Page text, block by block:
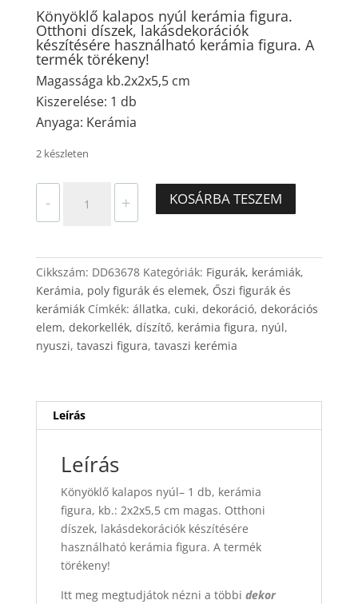
Könyöklő kalapos nyúl kerámia figura.
Otthoni díszek, lakásdekorációk
készítésére használható kerámia figura. A
termék törékeny!
Magassága kb.2x2x5,5 cm
Kiszerelése: 1 db
Anyaga: Kerámia
2 készleten
-
kalapos
kerámia
mennyiség
+ KOSÁRBA TESZEM
Cikkszám: DD63678 Kategóriák: Figurák, kerámiák,
Kerámia, poly figurák és elemek, Őszi figurák és
kerámiák Címkék: állatka, cuki, dekoráció, dekorációs
elem, dekorkellék, díszítő, kerámia figura, nyúl,
nyuszi, tavaszi figura, tavaszi kerémia
Leírás
Leírás
Könyöklő kalapos nyúl– 1 db, kerámia
figura, kb.: 2x2x5,5 cm magas. Otthoni
díszek, lakásdekorációk készítésére
használható kerámia figura. A termék
törékeny!
Itt meg megtudjátok nézni a többi dekor